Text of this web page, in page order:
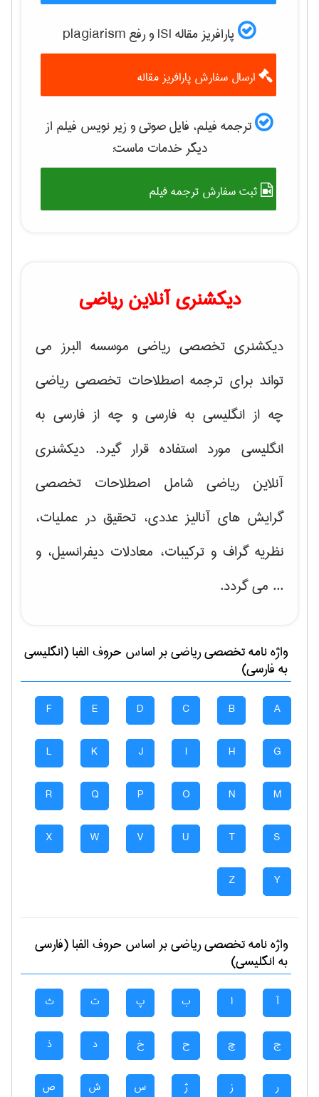
پارافریز مقاله ISI و رفع plagiarism
ارسال سفارش پارافریز مقاله
ترجمه فیلم، فایل صوتی و زیر نویس فیلم از
دیگر خدمات ماست:
ثبت سفارش ترجمه فیلم
دیکشنری آنلاین ریاضی
دیکشنری تخصصی ریاضی موسسه البرز می
تواند برای ترجمه اصطلاحات تخصصی ریاضی
چه از انگلیسی به فارسی و چه از فارسی به
انگلیسی مورد استفاده قرار گیرد. دیکشنری
آنلاین ریاضی شامل اصطلاحات تخصصی
گرایش های آنالیز عددی، تحقیق در عملیات،
نظریه گراف و تركیبات، معادلات دیفرانسیل، و
... می گردد.
واژه نامه تخصصیرياضیبر اساس حروف الفبا (انگلیسی
به فارسی)
A
B
C
D
E
F
G
H
I
J
K
L
M
N
O
P
Q
R
S
T
U
V
W
X
Y
Z
واژه نامه تخصصیرياضیبر اساس حروف الفبا (فارسی
به انگلیسی)
آ ا ب پ ت ث
ج چ ح خ د ذ
ر ز ژ س ش ص